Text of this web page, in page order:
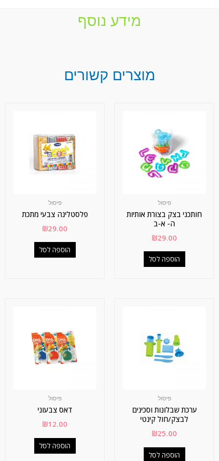
מידע נוסף
מוצרים קשורים
פיסול
חותכני בצק בצורת אותיות
ה- א-ב
₪29.00
הוספה לסל
פיסול
ערכת שבלונות וסכינים
לבצק/חול קינטי
₪25.00
הוספה לסל
פיסול
דאס צבעוני
₪12.00
הוספה לסל
פיסול
פלסטלינה צבעי מתכת
₪29.00
הוספה לסל